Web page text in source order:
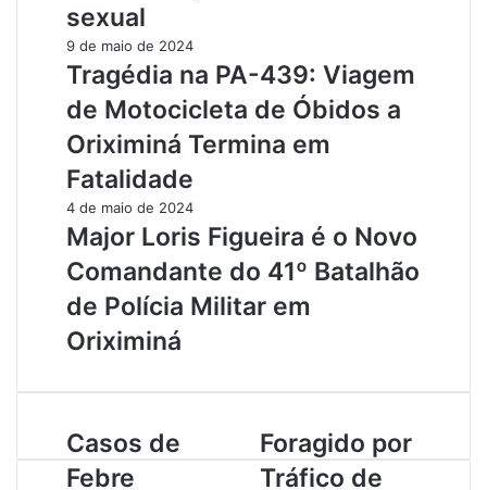
sexual
9 de maio de 2024
Tragédia na PA-439: Viagem
de Motocicleta de Óbidos a
Oriximiná Termina em
Fatalidade
4 de maio de 2024
Major Loris Figueira é o Novo
Comandante do 41º Batalhão
de Polícia Militar em
Oriximiná
C
a
s
Casos de
Febre
F
o
Foragido por
Tráfico de